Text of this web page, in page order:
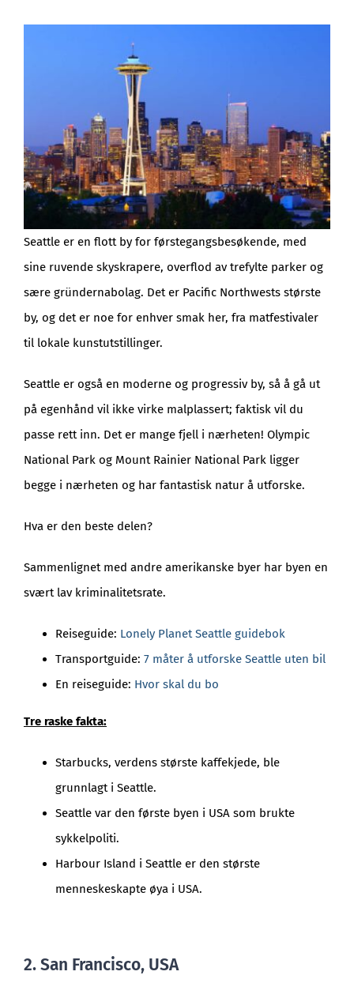
Seattle er en flott by for førstegangsbesøkende, med
sine ruvende skyskrapere, overflod av trefylte parker og
sære gründernabolag. Det er Pacific Northwests største
by, og det er noe for enhver smak her, fra matfestivaler
til lokale kunstutstillinger.
Seattle er også en moderne og progressiv by, så å gå ut
på egenhånd vil ikke virke malplassert; faktisk vil du
passe rett inn. Det er mange fjell i nærheten! Olympic
National Park og Mount Rainier National Park ligger
begge i nærheten og har fantastisk natur å utforske.
Hva er den beste delen?
Sammenlignet med andre amerikanske byer har byen en
svært lav kriminalitetsrate.
Reiseguide: Lonely Planet Seattle guidebok
Transportguide: 7 måter å utforske Seattle uten bil
En reiseguide: Hvor skal du bo
Tre raske fakta:
Starbucks, verdens største kaffekjede, ble
grunnlagt i Seattle.
Seattle var den første byen i USA som brukte
sykkelpoliti.
Harbour Island i Seattle er den største
menneskeskapte øya i USA.
2. San Francisco, USA